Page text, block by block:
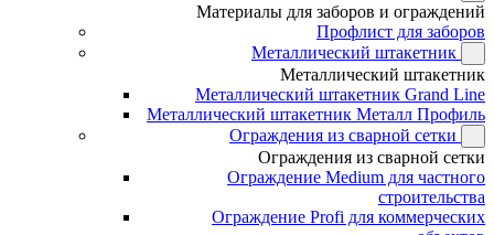
Материалы для заборов и ограждений
Профлист для заборов
Металлический штакетник
Металлический штакетник
Металлический штакетник Grand Line
Металлический штакетник Металл Профиль
Ограждения из сварной сетки
Ограждения из сварной сетки
Ограждение Medium для частного
строительства
Ограждение Profi для коммерческих